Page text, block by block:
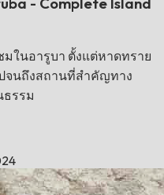
ในอารูบา ตั้งแต่หาดทราย
จนถึงสถานที่สำคัญทาง
รรม